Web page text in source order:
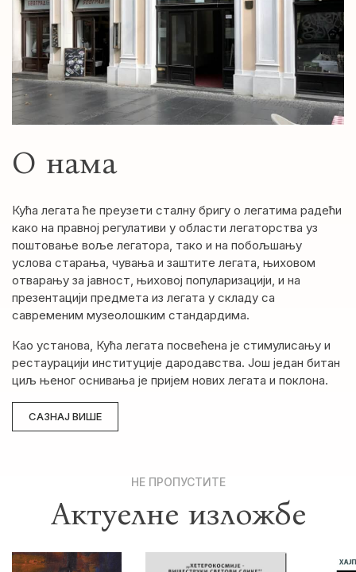
О нама
Кућа легата ће преузети сталну бригу о легатима радећи
како на правној регулативи у области легаторства уз
поштовање воље легатора, тако и на побољшању
услова старања, чувања и заштите легата, њиховом
отварању за јавност, њиховој популаризацији, и на
презентацији предмета из легата у складу са
савременим музеолошким стандардима.
Као установа, Кућа легата посвећена је стимулисању и
рестаурацији институције дародавства. Још један битан
циљ њеног оснивања је пријем нових легата и поклона.
САЗНАЈ ВИШЕ
НЕ ПРОПУСТИТЕ
Актуелне изложбе